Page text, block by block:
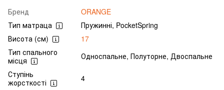
Бренд
ORANGE
Тип матраца
Пружинні, PocketSpring
Висота (см)
17
Тип спального
місця
Односпальне, Полуторне, Двоспальне
Ступінь
жорсткості
4